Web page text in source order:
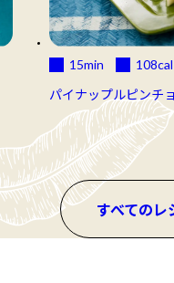
15min 108cal
パイナップルピンチ
すべてのレ